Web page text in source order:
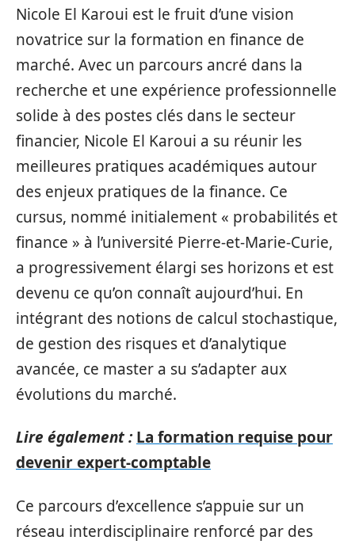
Nicole El Karoui est le fruit d’une vision
novatrice sur la formation en finance de
marché. Avec un parcours ancré dans la
recherche et une expérience professionnelle
solide à des postes clés dans le secteur
financier, Nicole El Karoui a su réunir les
meilleures pratiques académiques autour
des enjeux pratiques de la finance. Ce
cursus, nommé initialement « probabilités et
finance » à l’université Pierre-et-Marie-Curie,
a progressivement élargi ses horizons et est
devenu ce qu’on connaît aujourd’hui. En
intégrant des notions de calcul stochastique,
de gestion des risques et d’analytique
avancée, ce master a su s’adapter aux
évolutions du marché.
Lire également : La formation requise pour
devenir expert-comptable
Ce parcours d’excellence s’appuie sur un
réseau interdisciplinaire renforcé par des